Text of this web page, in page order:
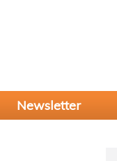
Newsletter